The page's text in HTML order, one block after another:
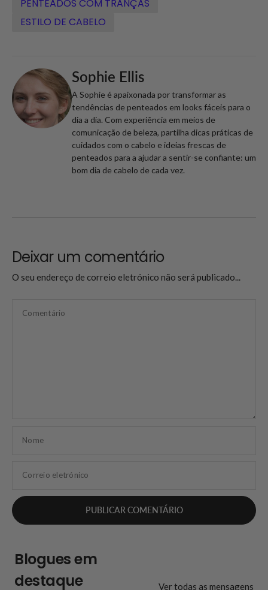
PENTEADOS COM TRANÇAS
ESTILO DE CABELO
Sophie Ellis
A Sophie é apaixonada por transformar as
tendências de penteados em looks fáceis para o
dia a dia. Com experiência em meios de
comunicação de beleza, partilha dicas práticas de
cuidados com o cabelo e ideias frescas de
penteados para a ajudar a sentir-se confiante: um
bom dia de cabelo de cada vez.
Deixar um comentário
O seu endereço de correio eletrónico não será publicado...
Comentário
Nome
Correio eletrónico
Blogues em
destaque
Ver todas as mensagens